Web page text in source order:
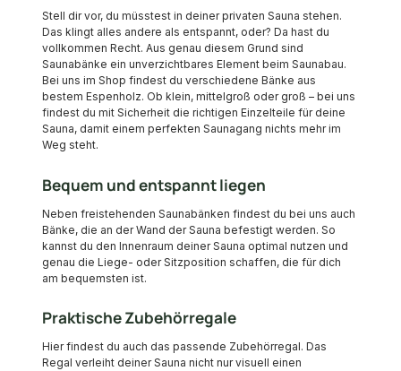
Stell dir vor, du müsstest in deiner privaten Sauna stehen.
Das klingt alles andere als entspannt, oder? Da hast du
vollkommen Recht. Aus genau diesem Grund sind
Saunabänke ein unverzichtbares Element beim Saunabau.
Bei uns im Shop findest du verschiedene Bänke aus
bestem Espenholz. Ob klein, mittelgroß oder groß – bei uns
findest du mit Sicherheit die richtigen Einzelteile für deine
Sauna, damit einem perfekten Saunagang nichts mehr im
Weg steht.
Bequem und entspannt liegen
Neben freistehenden Saunabänken findest du bei uns auch
Bänke, die an der Wand der Sauna befestigt werden. So
kannst du den Innenraum deiner Sauna optimal nutzen und
genau die Liege- oder Sitzposition schaffen, die für dich
am bequemsten ist.
Praktische Zubehörregale
Hier findest du auch das passende Zubehörregal. Das
Regal verleiht deiner Sauna nicht nur visuell einen